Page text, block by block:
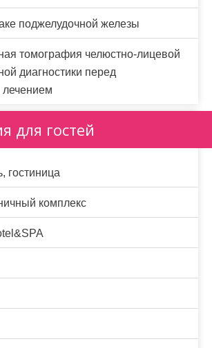
поджелудочной железы
томография челюстно-лицевой
диагностики перед
для гостей
гостиница
комплекс